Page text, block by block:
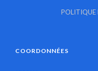
POLITIQUE
COORDONNÉES